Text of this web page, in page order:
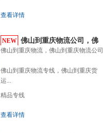
查看详情
NEW
佛山到重庆物流公司，佛
山到...
佛山到重庆物流，佛山到重庆物流公司
佛山到重庆物流专线，佛山到重庆货
运...
精品专线
查看详情